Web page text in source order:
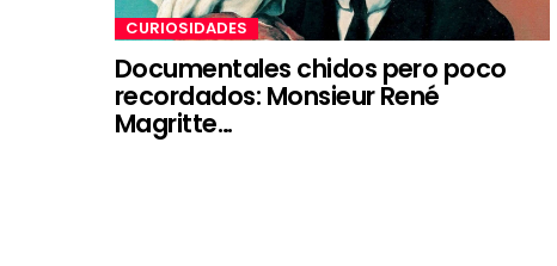
CURIOSIDADES
Documentales chidos pero poco
recordados: Monsieur René
Magritte…